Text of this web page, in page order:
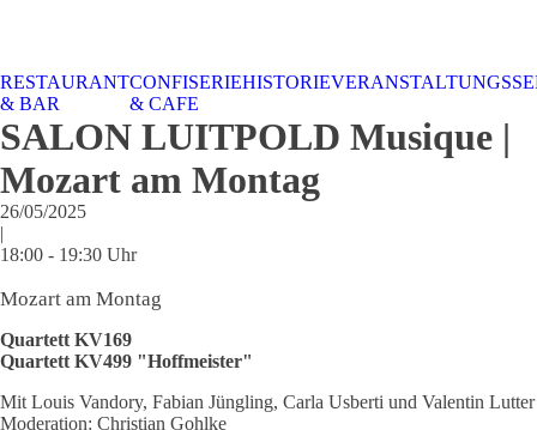
CAFE &
RESTAURANT
TISCHRESERVIERUNGKARRIERE
TISCHRESERVIERUNGKARRIERE
RESTAURANT
& BAR
CONFISERIE
& CAFE
HISTORIE
SALON LUITPOLD Musique |
Mozart am Montag
26/05/2025
|
18:00 - 19:30 Uhr
Mozart am Montag
Quartett KV169
Quartett KV499 "Hoffmeister"
Mit Louis Vandory, Fabian Jüngling, Carla Usberti und Valentin Lutter
Moderation: Christian Gohlke